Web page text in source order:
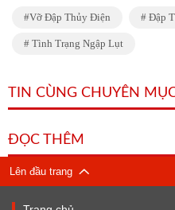
Vỡ Đập Thủy Điện Đập
Tình Trạng Ngập Lụt
TIN CÙNG CHUYÊN
ĐỌC THÊM
Lên đầu trang